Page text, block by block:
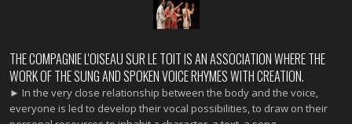
THE COMPAGNIE L'OISEAU SUR LE TOIT IS AN ASSOCIATION WHERE THE
WORK OF THE SUNG AND SPOKEN VOICE RHYMES WITH CREATION.
► In the very close relationship between the body and the voice,
everyone is led to develop their vocal possibilities, to draw on their